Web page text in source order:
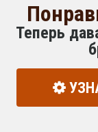
Теперь